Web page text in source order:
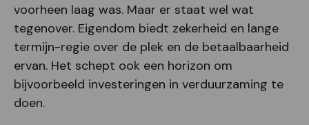
voorheen laag was. Maar er staat wel wat
tegenover. Eigendom biedt zekerheid en lange
termijn-regie over de plek en de betaalbaarheid
ervan. Het schept ook een horizon om
bijvoorbeeld investeringen in verduurzaming te
doen.